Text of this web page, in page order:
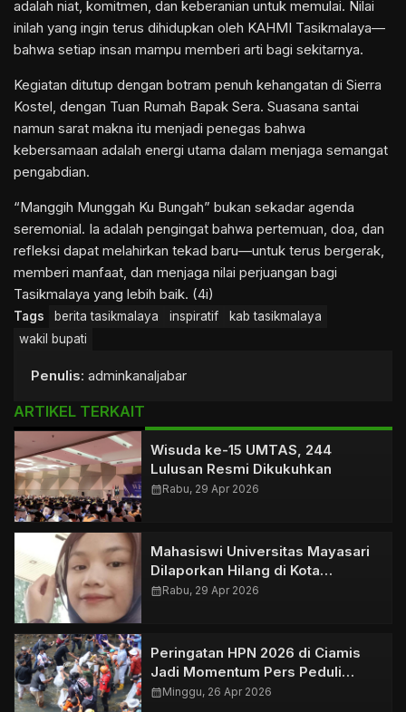
adalah niat, komitmen, dan keberanian untuk memulai. Nilai
inilah yang ingin terus dihidupkan oleh KAHMI Tasikmalaya—
bahwa setiap insan mampu memberi arti bagi sekitarnya.
Kegiatan ditutup dengan botram penuh kehangatan di Sierra
Kostel, dengan Tuan Rumah Bapak Sera. Suasana santai
namun sarat makna itu menjadi penegas bahwa
kebersamaan adalah energi utama dalam menjaga semangat
pengabdian.
“Manggih Munggah Ku Bungah” bukan sekadar agenda
seremonial. Ia adalah pengingat bahwa pertemuan, doa, dan
refleksi dapat melahirkan tekad baru—untuk terus bergerak,
memberi manfaat, dan menjaga nilai perjuangan bagi
Tasikmalaya yang lebih baik. (4i)
Tags berita tasikmalaya inspiratif
kab tasikmalaya
wakil bupati
Penulis: adminkanaljabar
ARTIKEL TERKAIT
Wisuda ke-15 UMTAS, 244
Lulusan Resmi Dikukuhkan
calendar_monthRabu, 29 Apr 2026
Mahasiswi Universitas Mayasari
Dilaporkan Hilang di Kota
Tasikmalaya
calendar_monthRabu, 29 Apr 2026
Peringatan HPN 2026 di Ciamis
Jadi Momentum Pers Peduli
Lingkungan
calendar_monthMinggu, 26 Apr 2026